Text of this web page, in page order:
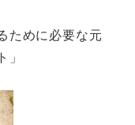
ために必要な元